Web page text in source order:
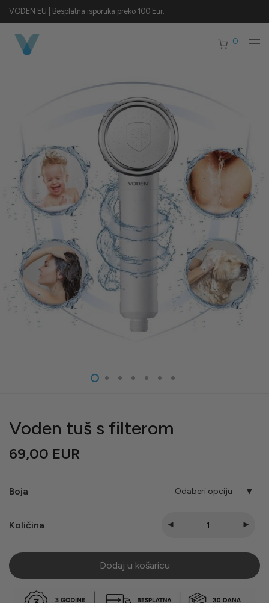
VODEN EU | Besplatna isporuka preko 100 Eur.
0
Voden tuš s filterom
69,00 EUR
Boja Odaberi opciju
Količina
Dodaj u košaricu